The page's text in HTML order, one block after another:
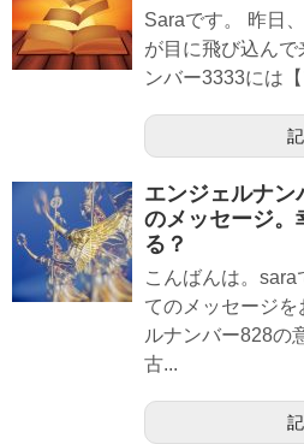
Saraです。 昨日
が目に飛び込ん
ンバー3333には
エンジェルナン
のメッセージ。
る？
こんばんは。
てのメッセージを
ルナンバー828の
古...